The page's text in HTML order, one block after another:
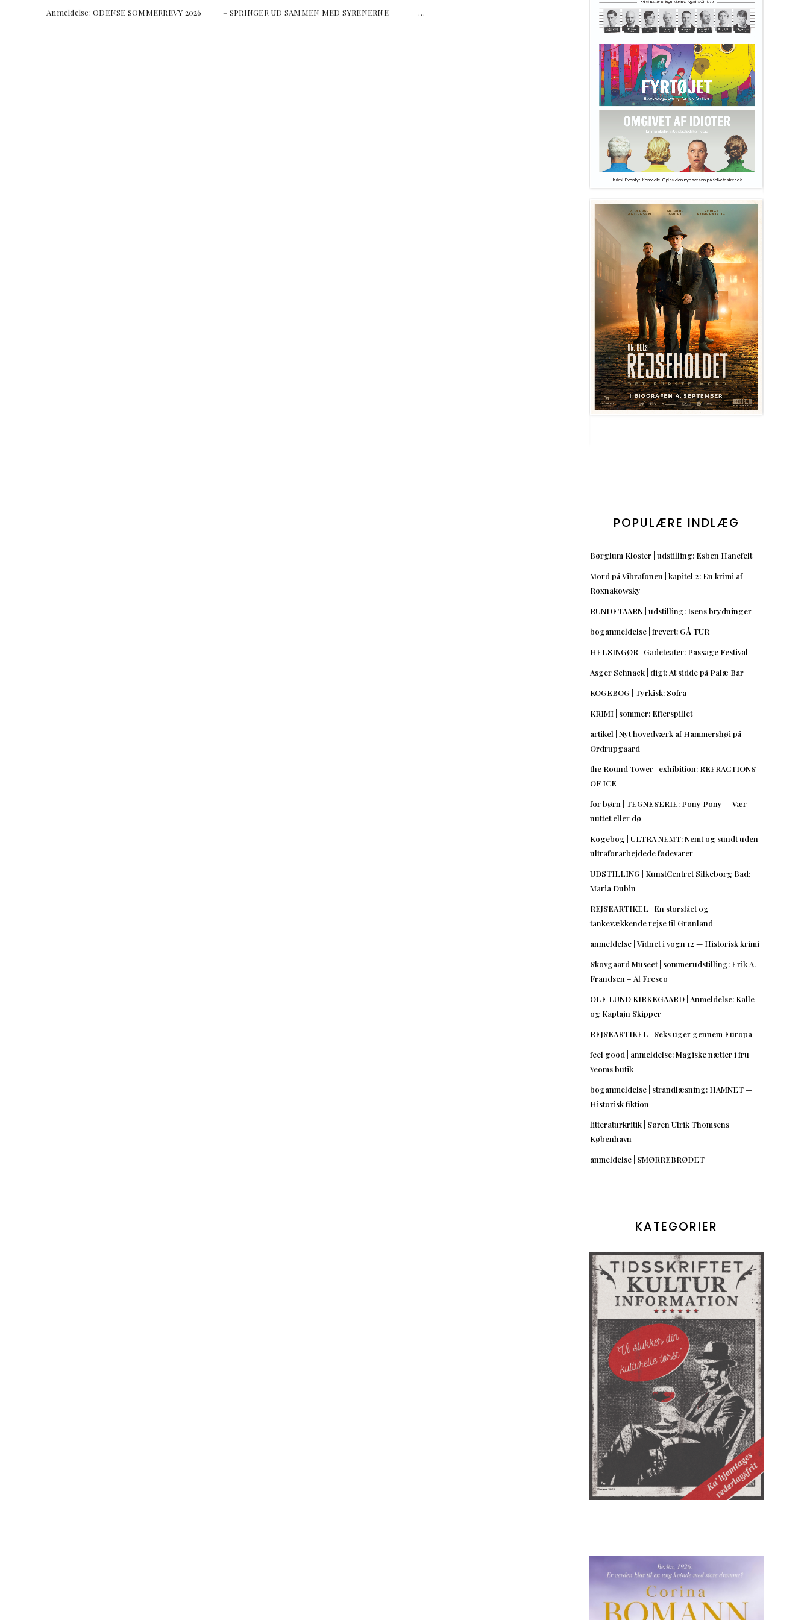
Anmeldelse: ODENSE SOMMERREVY 2026 – SPRINGER UD SAMMEN MED SYRENERNE …
POPULÆRE INDLÆG
Børglum Kloster | udstilling: Esben Hanefelt
Mord på Vibrafonen | kapitel 2: En krimi af
Roxnakowsky
RUNDETAARN | udstilling: Isens brydninger
boganmeldelse | frevert: GÅ TUR
HELSINGØR | Gadeteater: Passage Festival
Asger Schnack | digt: At sidde på Palæ Bar
KOGEBOG | Tyrkisk: Sofra
KRIMI | sommer: Efterspillet
artikel | Nyt hovedværk af Hammershøi på
Ordrupgaard
the Round Tower | exhibition: REFRACTIONS
OF ICE
for børn | TEGNESERIE: Pony Pony — Vær
nuttet eller dø
Kogebog | ULTRA NEMT: Nemt og sundt uden
ultraforarbejdede fødevarer
UDSTILLING | KunstCentret Silkeborg Bad:
Maria Dubin
REJSEARTIKEL | En storslået og
tankevækkende rejse til Grønland
anmeldelse | Vidnet i vogn 12 — Historisk krimi
Skovgaard Museet | sommerudstilling: Erik A.
Frandsen – Al Fresco
OLE LUND KIRKEGAARD | Anmeldelse: Kalle
og Kaptajn Skipper
REJSEARTIKEL | Seks uger gennem Europa
feel good | anmeldelse: Magiske nætter i fru
Yeoms butik
boganmeldelse | strandlæsning: HAMNET —
Historisk fiktion
litteraturkritik | Søren Ulrik Thomsens
København
anmeldelse | SMØRREBRØDET
KATEGORIER